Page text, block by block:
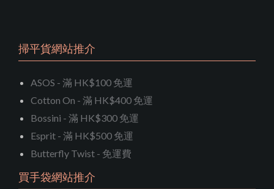
掃平貨網站推介
ASOS - 滿 HK$100 免運
Cotton On - 滿 HK$400 免運
Bossini - 滿 HK$300 免運
Esprit - 滿 HK$500 免運
Butterfly Twist - 免運費
買手袋網站推介